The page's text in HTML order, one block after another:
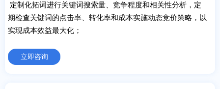
定制化拓词进行关键词搜索量、竞争程度和相关性分析，定
期检查关键词的点击率、转化率和成本实施动态竞价策略，以
实现成本效益最大化；
立即咨询